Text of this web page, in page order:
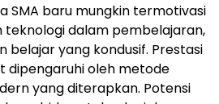
SMA baru mungkin termotivasi
teknologi dalam pembelajaran,
belajar yang kondusif. Prestasi
dipengaruhi oleh metode
yang diterapkan. Potensi